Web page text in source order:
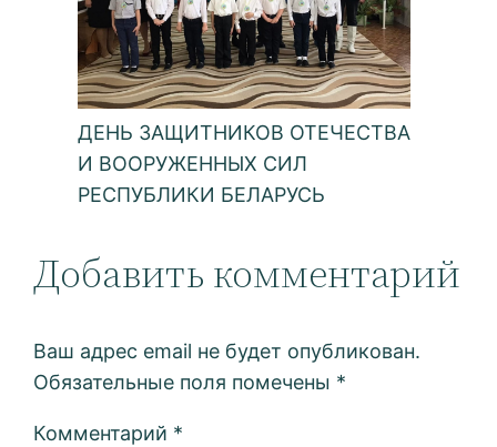
ДЕНЬ ЗАЩИТНИКОВ ОТЕЧЕСТВА
И ВООРУЖЕННЫХ СИЛ
РЕСПУБЛИКИ БЕЛАРУСЬ
Добавить комментарий
Ваш адрес email не будет опубликован.
Обязательные поля помечены *
Комментарий *